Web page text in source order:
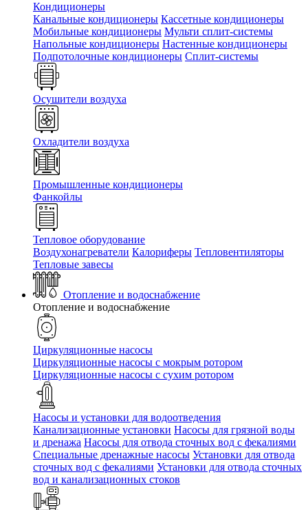
Кондиционеры
Канальные кондиционеры Кассетные кондиционеры
Мобильные кондиционеры Мульти сплит-системы
Напольные кондиционеры Настенные кондиционеры
Подпотолочные кондиционеры Сплит-системы
Осушители воздуха
Охладители воздуха
Промышленные кондиционеры
Фанкойлы
Тепловое оборудование
Воздухонагреватели Калориферы Тепловентиляторы
Тепловые завесы
Отопление и водоснабжение
Отопление и водоснабжение
Циркуляционные насосы
Циркуляционные насосы с мокрым ротором
Циркуляционные насосы с сухим ротором
Насосы и установки для водоотведения
Канализационные установки Насосы для грязной воды
и дренажа Насосы для отвода сточных вод c фекалиями
Специальные дренажные насосы Установки для отвода
сточных вод c фекалиями Установки для отвода сточных
вод и канализационных стоков